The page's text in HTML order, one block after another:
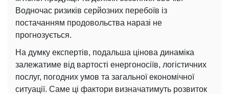
Водночас ризиків серйозних перебоїв із
постачанням продовольства наразі не
прогнозується.
На думку експертів, подальша цінова динаміка
залежатиме від вартості енергоносіїв, логістичних
послуг, погодних умов та загальної економічної
ситуації. Саме ці фактори визначатимуть розвиток